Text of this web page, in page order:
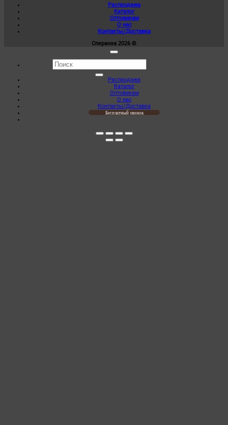
Распродажа
Каталог
Оптовикам
О нас
Контакты/Доставка
Сперанза 2026 ©
Искать:
Распродажа
Каталог
Оптовикам
О нас
Контакты/Доставка
Бесплатный звонок